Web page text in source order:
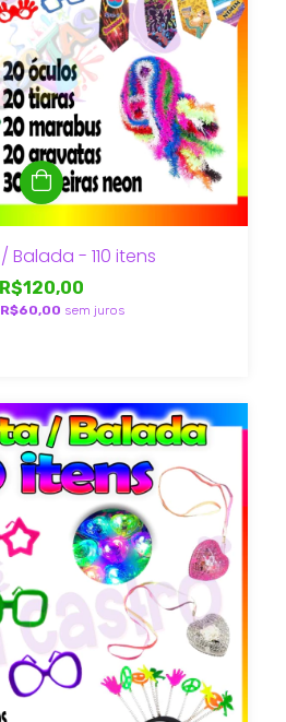
Balada - 110 itens
R$120,00
R$60,00 sem juros